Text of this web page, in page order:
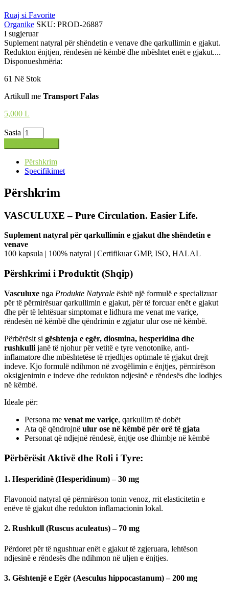
Ruaj si Favorite
Organike SKU: PROD-26887
I sugjeruar
Suplement natyral për shëndetin e venave dhe qarkullimin e gjakut.
Redukton ënjtjen, rëndesën në këmbë dhe mbështet enët e gjakut....
Disponueshmëria:
61 Në Stok
Artikull me Transport Falas
5,000 L
Sasia
Përshkrim
Specifikimet
Përshkrim
VASCULUXE – Pure Circulation. Easier Life.
Suplement natyral për qarkullimin e gjakut dhe shëndetin e
venave
100 kapsula | 100% natyral | Certifikuar GMP, ISO, HALAL
Përshkrimi i Produktit (Shqip)
Vasculuxe nga Produkte Natyrale është një formulë e specializuar
për të përmirësuar qarkullimin e gjakut, për të forcuar enët e gjakut
dhe për të lehtësuar simptomat e lidhura me venat me variçe,
rëndesën në këmbë dhe qëndrimin e zgjatur ulur ose në këmbë.
Përbërësit si gështenja e egër, diosmina, hesperidina dhe
rushkulli janë të njohur për vetitë e tyre venotonike, anti-
inflamatore dhe mbështetëse të rrjedhjes optimale të gjakut drejt
indeve. Kjo formulë ndihmon në zvogëlimin e ënjtjes, përmirëson
oksigjenimin e indeve dhe redukton ndjesinë e rëndesës dhe lodhjes
në këmbë.
Ideale për:
Persona me venat me variçe, qarkullim të dobët
Ata që qëndrojnë ulur ose në këmbë për orë të gjata
Personat që ndjejnë rëndesë, ënjtje ose dhimbje në këmbë
Përbërësit Aktivë dhe Roli i Tyre:
1. Hesperidinë (Hesperidinum) – 30 mg
Flavonoid natyral që përmirëson tonin venoz, rrit elasticitetin e
enëve të gjakut dhe redukton inflamacionin lokal.
2. Rushkull (Ruscus aculeatus) – 70 mg
Përdoret për të ngushtuar enët e gjakut të zgjeruara, lehtëson
ndjesinë e rëndesës dhe ndihmon në uljen e ënjtjes.
3. Gështenjë e Egër (Aesculus hippocastanum) – 200 mg